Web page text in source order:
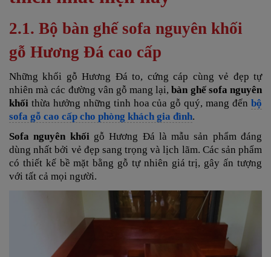
2.1. Bộ bàn ghế sofa nguyên khối
gỗ Hương Đá cao cấp
Những khối gỗ Hương Đá to, cứng cáp cùng vẻ đẹp tự
nhiên mà các đường vân gỗ mang lại,bàn ghế sofa nguyên
khối thừa hưởng những tinh hoa của gỗ quý, mang đến bộ
sofa gỗ cao cấp cho phòng khách gia đình.
Sofa nguyên khối gỗ Hương Đá là mẫu sản phẩm đáng
dùng nhất bởi vẻ đẹp sang trọng và lịch lãm. Các sản phẩm
có thiết kế bề mặt bằng gỗ tự nhiên giá trị, gây ấn tượng
với tất cả mọi người.